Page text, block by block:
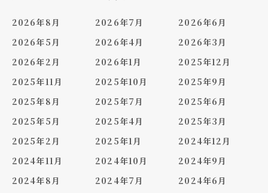
2026年8月 2026年7月
2026年6月
2026年5月
2026年4月
2026年3月
2026年2月
2026年1月
2025年12月
2025年11月
2025年10月
2025年9月
2025年8月
2025年7月
2025年6月
2025年5月
2025年4月
2025年3月
2025年2月
2025年1月
2024年12月
2024年11月
2024年10月
2024年9月
2024年8月
2024年7月
2024年6月